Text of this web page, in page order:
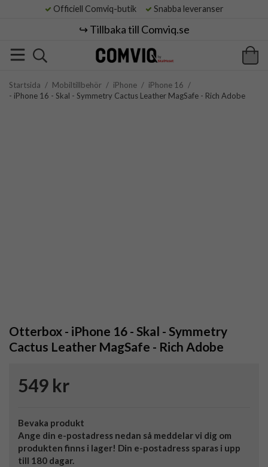
Officiell Comviq-butik Snabba leveranser
↪️ Tillbaka till Comviq.se
Startsida / Mobiltillbehör / iPhone / iPhone 16 /
- iPhone 16 - Skal - Symmetry Cactus Leather MagSafe - Rich Adobe
Otterbox - iPhone 16 - Skal - Symmetry
Cactus Leather MagSafe - Rich Adobe
549 kr
Bevaka produkt
Ange din e-postadress nedan så meddelar vi dig om
produkten finns i lager! Din e-postadress sparas i upp
till 180 dagar.